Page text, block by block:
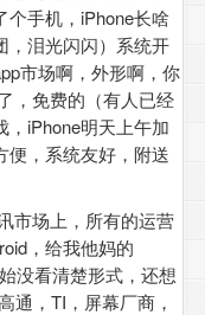
手机，iPhone长啥
，泪光闪闪）系统开
市场啊，外形啊，你
，免费的（有人已经
iPhone明天上午加
便，系统友好，附送
市场上，所有的运营
，给我他妈的
没看清楚形式，还想
通，TI，屏幕厂商，